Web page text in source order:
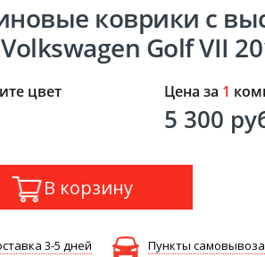
коврики с
Golf VII
цвет Цена за 1
5 300
В корзину
3-5 дней
Пункты самовывоза